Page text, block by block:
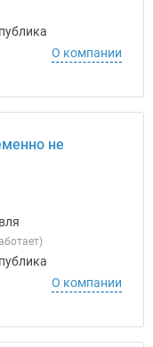
О компании
не
О компании